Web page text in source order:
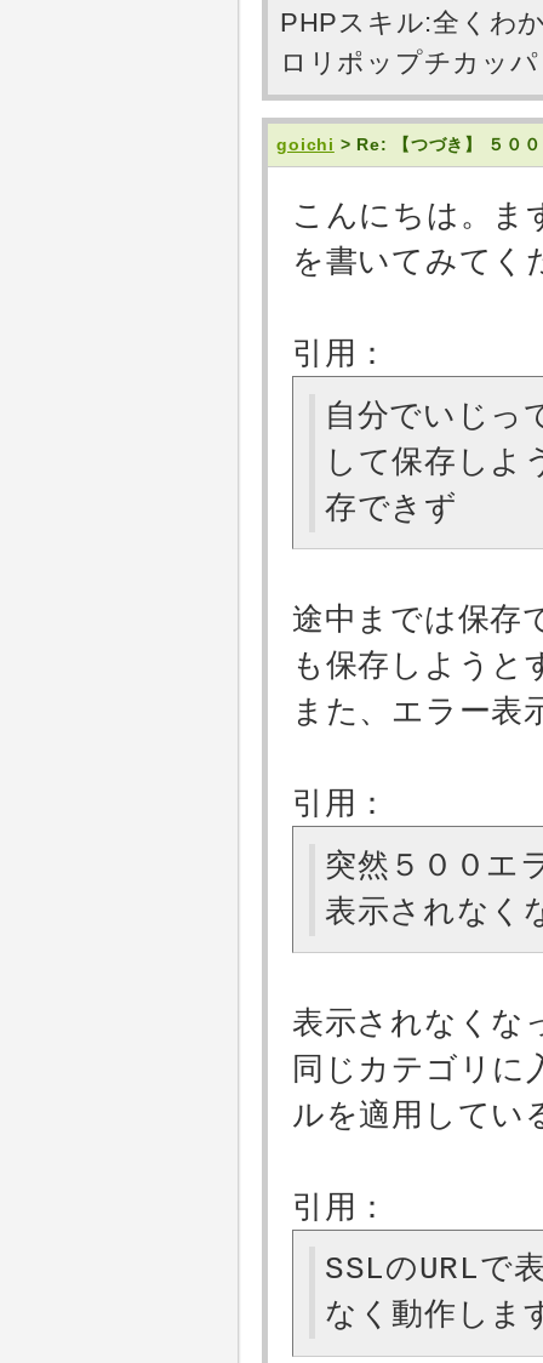
PHPスキル:全くわ
ロリポップチカッ
goichi > Re: 【つづき】 ５０
こんにちは。ま
を書いてみてく
引用：
自分でいじっ
して保存しよ
存できず
途中までは保
も保存しようと
また、エラー表
引用：
突然５００エ
表示されなく
表示されなく
同じカテゴリに
ルを適用してい
引用：
SSLのURLで
なく動作しま